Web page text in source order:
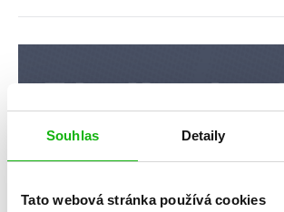
Souhlas Detaily
Tato webová stránka používá cookies